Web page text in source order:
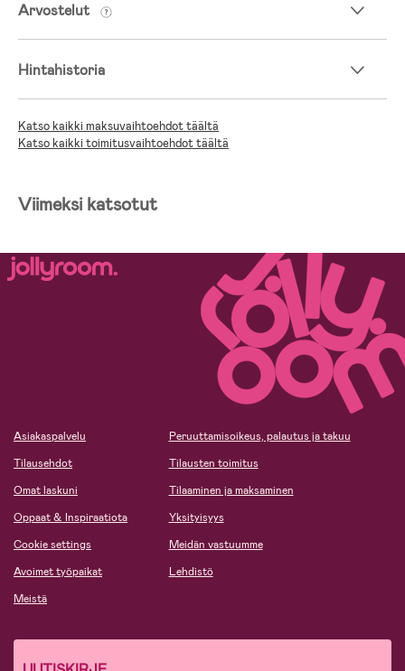
Arvostelut
Hintahistoria
Katso kaikki maksuvaihtoehdot täältä
Katso kaikki toimitusvaihtoehdot täältä
Viimeksi katsotut
Asiakaspalvelu
Tilausehdot
Omat laskuni
Oppaat & Inspiraatiota
Cookie settings
Avoimet työpaikat
Meistä
Peruuttamisoikeus, palautus ja takuu
Tilausten toimitus
Tilaaminen ja maksaminen
Yksityisyys
Meidän vastuumme
Lehdistö